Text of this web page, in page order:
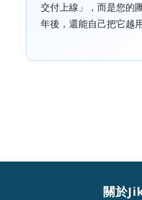
交付上線」，而是您的
年後，還能自己把它越用
關於